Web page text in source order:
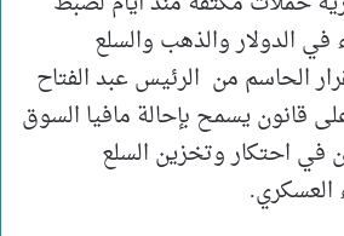
في الدولار والذهب والسلع
الحاسم من الرئيس عبد الفتاح
قانون يسمح بإحالة مافيا السوق
في احتكار وتخزين السلع
العسكري.